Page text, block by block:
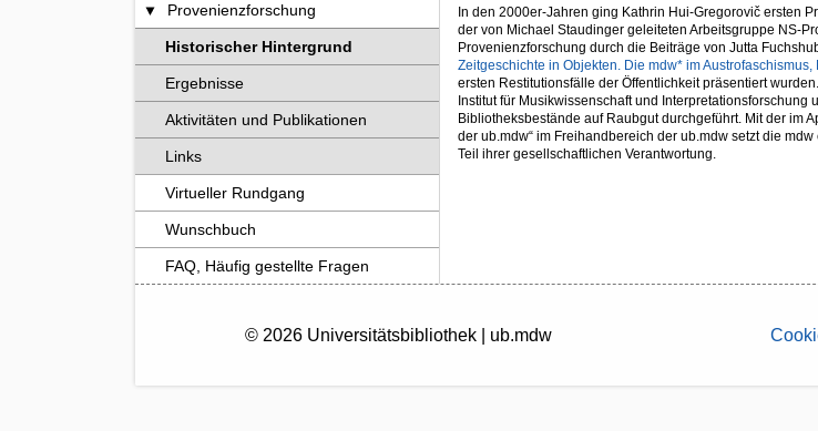
Provenienzforschung
Historischer Hintergrund
Ergebnisse
Aktivitäten und Publikationen
Links
Virtueller Rundgang
Wunschbuch
FAQ, Häufig gestellte Fragen
In den 2000er-Jahren ging Kathrin Hui-Gregorovič ersten
der von Michael Staudinger geleiteten Arbeitsgruppe NS-
Provenienzforschung durch die Beiträge von Jutta
Zeitgeschichte in Objekten. Die mdw* im
ersten Restitutionsfälle der Öffentlichkeit präsentiert
Institut für Musikwissenschaft und
Bibliotheksbestände auf Raubgut durchgeführt. Mit der im
der ub.mdw“ im Freihandbereich der ub.mdw setzt die
Teil ihrer gesellschaftlichen Verantwortung.
© 2026 Universitätsbibliothek | ub.mdw